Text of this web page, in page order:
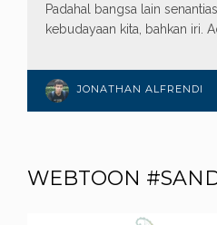
Padahal bangsa lain
kebudayaan kita, bahkan iri.
JONATHAN ALFRENDI
WEBTOON